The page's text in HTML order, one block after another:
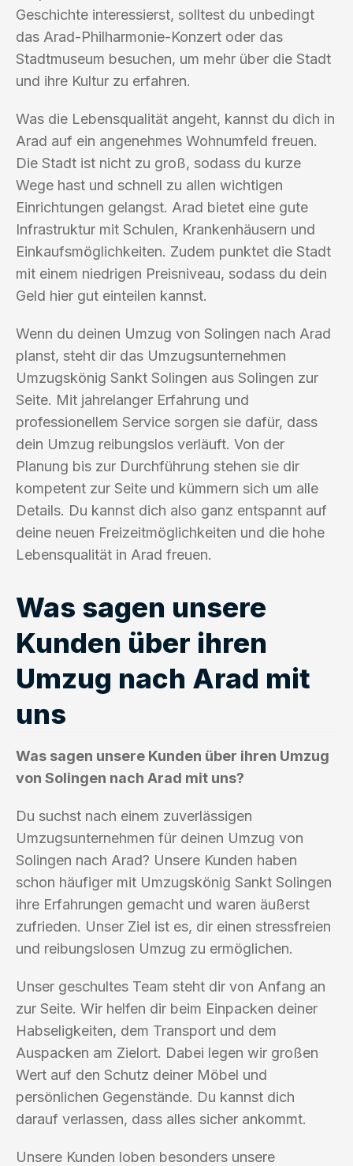
Geschichte interessierst, solltest du unbedingt
das Arad-Philharmonie-Konzert oder das
Stadtmuseum besuchen, um mehr über die Stadt
und ihre Kultur zu erfahren.
Was die Lebensqualität angeht, kannst du dich in
Arad auf ein angenehmes Wohnumfeld freuen.
Die Stadt ist nicht zu groß, sodass du kurze
Wege hast und schnell zu allen wichtigen
Einrichtungen gelangst. Arad bietet eine gute
Infrastruktur mit Schulen, Krankenhäusern und
Einkaufsmöglichkeiten. Zudem punktet die Stadt
mit einem niedrigen Preisniveau, sodass du dein
Geld hier gut einteilen kannst.
Wenn du deinen Umzug von Solingen nach Arad
planst, steht dir das Umzugsunternehmen
Umzugskönig Sankt Solingen aus Solingen zur
Seite. Mit jahrelanger Erfahrung und
professionellem Service sorgen sie dafür, dass
dein Umzug reibungslos verläuft. Von der
Planung bis zur Durchführung stehen sie dir
kompetent zur Seite und kümmern sich um alle
Details. Du kannst dich also ganz entspannt auf
deine neuen Freizeitmöglichkeiten und die hohe
Lebensqualität in Arad freuen.
Was sagen unsere
Kunden über ihren
Umzug nach Arad mit
uns
Was sagen unsere Kunden über ihren Umzug
von Solingen nach Arad mit uns?
Du suchst nach einem zuverlässigen
Umzugsunternehmen für deinen Umzug von
Solingen nach Arad? Unsere Kunden haben
schon häufiger mit Umzugskönig Sankt Solingen
ihre Erfahrungen gemacht und waren äußerst
zufrieden. Unser Ziel ist es, dir einen stressfreien
und reibungslosen Umzug zu ermöglichen.
Unser geschultes Team steht dir von Anfang an
zur Seite. Wir helfen dir beim Einpacken deiner
Habseligkeiten, dem Transport und dem
Auspacken am Zielort. Dabei legen wir großen
Wert auf den Schutz deiner Möbel und
persönlichen Gegenstände. Du kannst dich
darauf verlassen, dass alles sicher ankommt.
Unsere Kunden loben besonders unsere